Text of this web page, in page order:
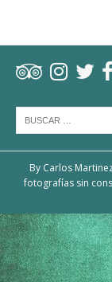
By Carlos
fotografías sin